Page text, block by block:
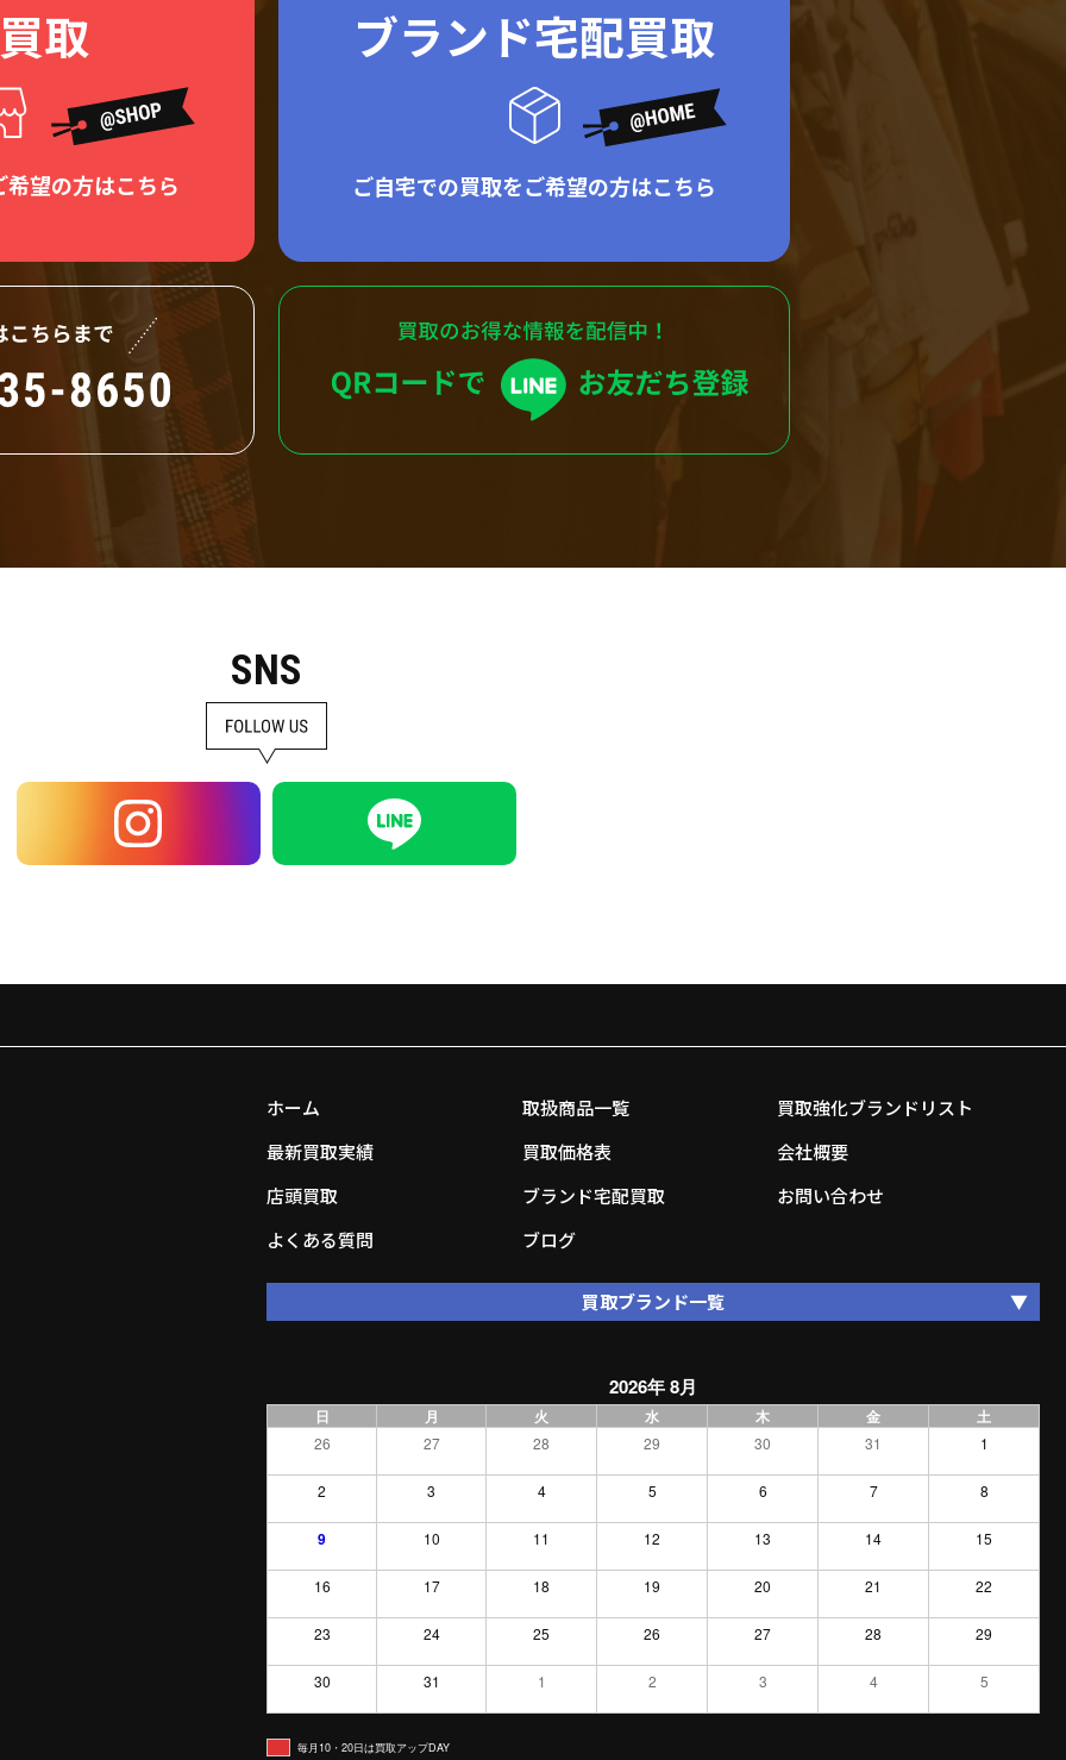
取
望の方はこちら
ブランド宅配買取
ご自宅での買取をご希望の方はこちら
SNS
ホーム
最新買取実績
店頭買取
よくある質問
取扱商品一覧
買取価格表
ブランド宅配買取
ブログ
買取強化ブランドリスト
会社概要
お問い合わせ
買取ブランド一覧
2026年 8月
日 月 火 水 木 金 土
26 27 28 29 30 31 1
2 3 4 5 6 7 8
9 10 11 12 13 14 15
16 17 18 19 20 21 22
23 24 25 26 27 28 29
30 31 1 2 3 4 5
毎月10・20日は買取アップDAY